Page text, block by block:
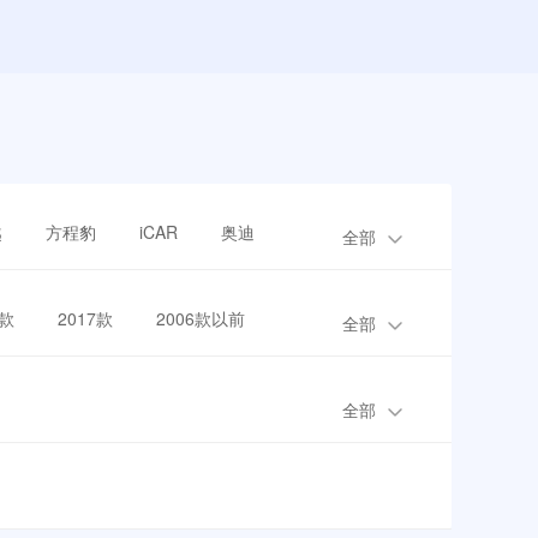
方程豹 iCAR 奥迪 全部
2017款 2006款以前 全部
全部